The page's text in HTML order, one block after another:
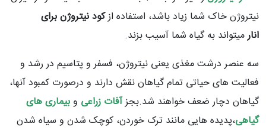
نیتروژن خاک شما زیاد باشد، استفاده ازکود نیتروژن برای
انارمیتواند به گیاه شما آسیب بزند.
سه عنصر درشت مغذی یعنی نیتروژن، فسفر و پتاسیم در رشد و
فعالیت های حیاتی تمام گیاهان نقش دارند و درصورت کمبود آنها،
گیاهان دچار ضعف خواهند شد.بجزآفات زراعی وبیماری های
گیاهی،پدیده هایی مانند ترک خوردن، کوچک شدن و سیاه شدن